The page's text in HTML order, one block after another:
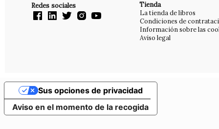
Redes sociales Tienda
La tienda de libros
Condiciones de
Información sobre las
Aviso legal
Aviso en el momento de la recogida
Sus opciones de privacidad